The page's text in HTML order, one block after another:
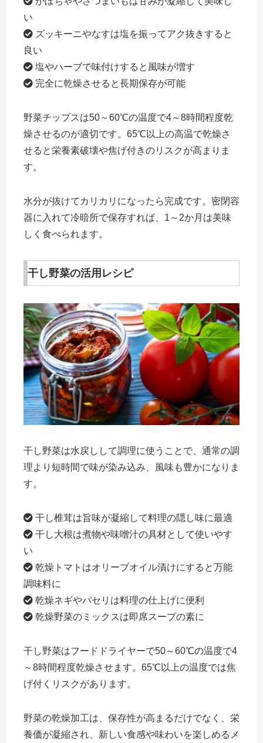
い
ズッキーニやなすは塩を振ってアク抜きすると
良い
塩やハーブで味付けすると風味が増す
完全に乾燥させると長期保存が可能
野菜チップスは50～60℃の温度で4～8時間程度乾
燥させるのが適切です。65℃以上の高温で乾燥さ
せると栄養素破壊や焦げ付きのリスクが高まりま
す。
水分が抜けてカリカリになったら完成です。密閉容
器に入れて冷暗所で保存すれば、1～2か月は美味
しく食べられます。
干し野菜の活用レシピ
干し野菜は水戻しして調理に使うことで、通常の調
理より短時間で味が染み込み、風味も豊かになりま
す。
干し椎茸は旨味が凝縮して料理の隠し味に最適
干し大根は煮物や味噌汁の具材として使いやす
い
乾燥トマトはオリーブオイル漬けにすると万能
調味料に
乾燥ネギやパセリは料理の仕上げに便利
乾燥野菜のミックスは即席スープの素に
干し野菜はフードドライヤーで50～60℃の温度で4
～8時間程度乾燥させます。65℃以上の温度では焦
げ付くリスクがあります。
野菜の乾燥加工は、保存性が高まるだけでなく、栄
養価が凝縮され、新しい食感や味わいを楽しめるメ